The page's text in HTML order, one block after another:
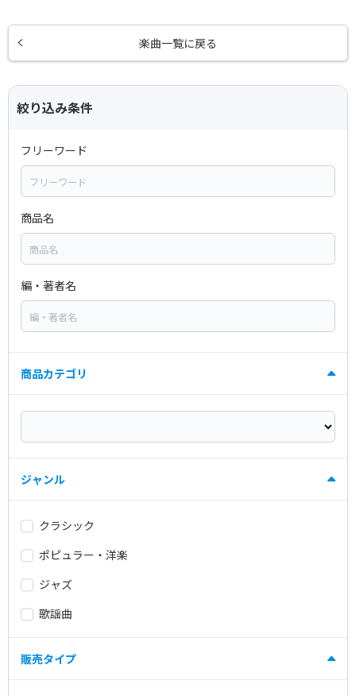
楽曲一覧に戻る
絞り込み条件
フリーワード
商品名
編・著者名
商品カテゴリ
ジャンル
クラシック
ポピュラー・洋楽
ジャズ
歌謡曲
販売タイプ